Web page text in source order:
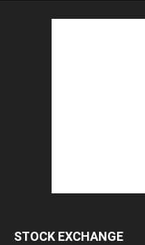
STOCK EXCHANGE